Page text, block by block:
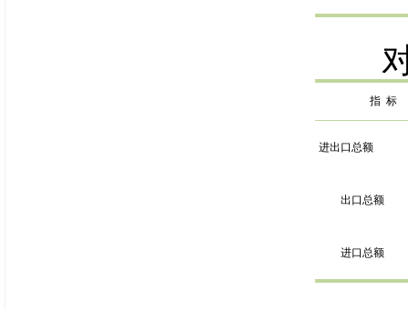
指 标
进出口总额
出口总额
进口总额